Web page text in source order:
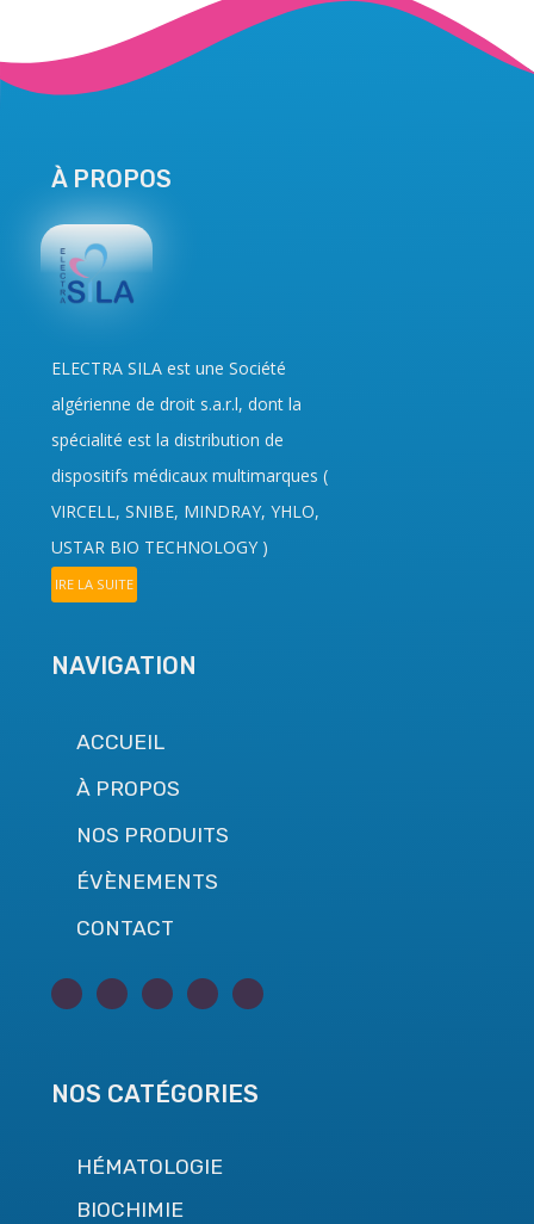
À PROPOS
ELECTRA SILA est une Société
algérienne de droit s.a.r.l, dont la
spécialité est la distribution de
dispositifs médicaux multimarques (
VIRCELL, SNIBE, MINDRAY, YHLO,
USTAR BIO TECHNOLOGY )
IRE LA SUITE
NAVIGATION
ACCUEIL
À PROPOS
NOS PRODUITS
ÉVÈNEMENTS
CONTACT
NOS CATÉGORIES
HÉMATOLOGIE
BIOCHIMIE